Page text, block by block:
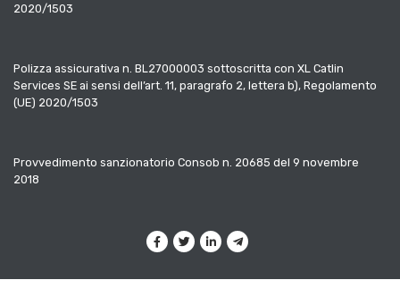
2020/1503
Polizza assicurativa n. BL27000003 sottoscritta con XL Catlin
Services SE ai sensi dell’art. 11, paragrafo 2, lettera b), Regolamento
(UE) 2020/1503
Provvedimento sanzionatorio Consob n. 20685 del 9 novembre
2018